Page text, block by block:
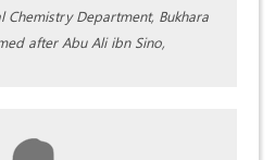
Department, Bukhara
after Abu Ali ibn Sino,